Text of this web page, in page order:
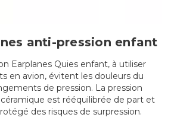
anti-pression enfant
Earplanes Quies enfant, à utiliser
en avion, évitent les douleurs du
de pression. La pression
est rééquilibrée de part et
des risques de surpression.